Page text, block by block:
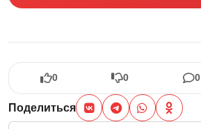
0 0 0
Поделиться